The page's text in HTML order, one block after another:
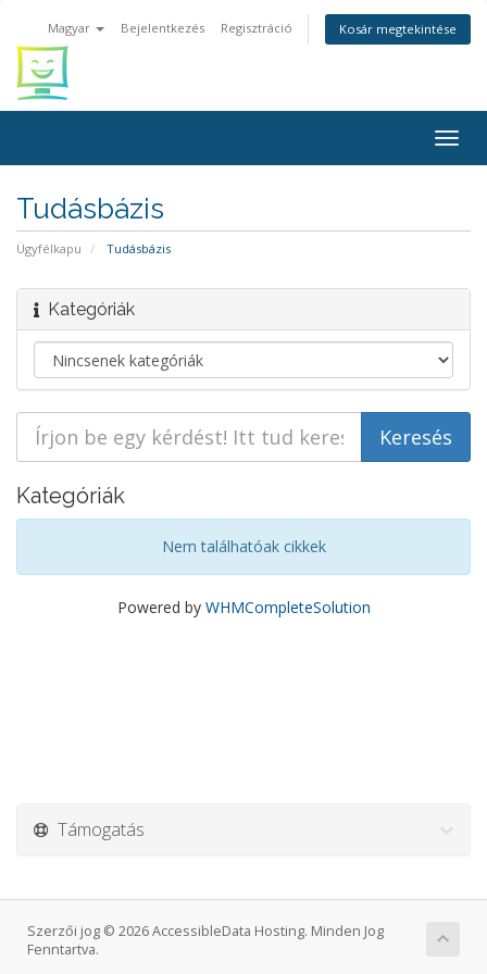
Magyar Bejelentkezés Regisztráció Kosár megtekintése
Tudásbázis
Ügyfélkapu Tudásbázis
Kategóriák
Kategóriák
Nem találhatóak cikkek
Powered by WHMCompleteSolution
Támogatás
Szerzői jog © 2026 AccessibleData Hosting. Minden Jog
Fenntartva.